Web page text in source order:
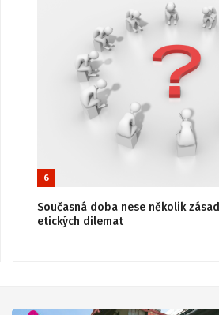
6
Současná doba nese několik
etických dilemat